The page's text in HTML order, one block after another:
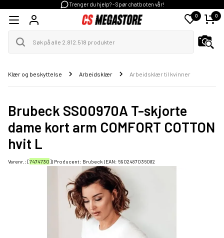
Trenger du hjelp? - Spør chatboten vår!
0 0
Klær og beskyttelse Arbeidsklær Arbeidsklær til kvinner
Brubeck SS00970A T-skjorte
dame kort arm COMFORT COTTON
hvit L
Varenr.: [7474730] | Producent: Brubeck | EAN: 5902487036082